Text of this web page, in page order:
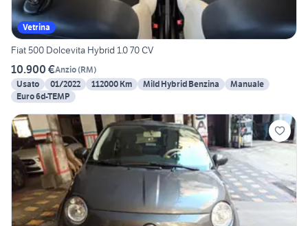
Vetrina
Fiat 500 Dolcevita Hybrid 1.0 70 CV
10.900 €Anzio(RM)
Usato
01/2022 112000 Km Mild Hybrid Benzina
Manuale
Euro 6d-TEMP